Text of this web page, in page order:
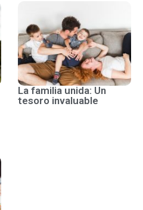
La familia unida: Un
tesoro invaluable